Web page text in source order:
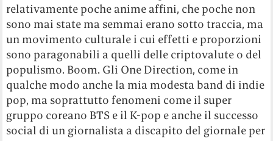
relativamente poche anime affini, che poche non
sono mai state ma semmai erano sotto traccia, ma
un movimento culturale i cui effetti e proporzioni
sono paragonabili a quelli delle criptovalute o del
populismo. Boom. Gli One Direction, come in
qualche modo anche la mia modesta band di indie
pop, ma soprattutto fenomeni come il super
gruppo coreano BTS e il K-pop e anche il successo
social di un giornalista a discapito del giornale per